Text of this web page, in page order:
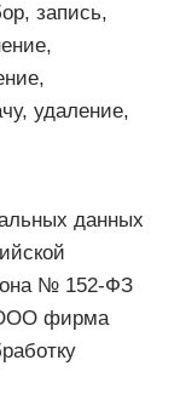
запись,
удаление,
данных
№ 152-ФЗ
ООО фирма